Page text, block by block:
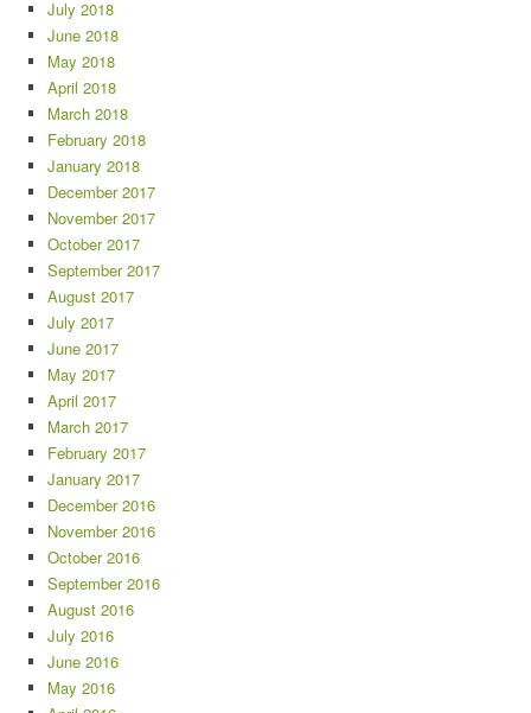
July 2018
June 2018
May 2018
April 2018
March 2018
February 2018
January 2018
December 2017
November 2017
October 2017
September 2017
August 2017
July 2017
June 2017
May 2017
April 2017
March 2017
February 2017
January 2017
December 2016
November 2016
October 2016
September 2016
August 2016
July 2016
June 2016
May 2016